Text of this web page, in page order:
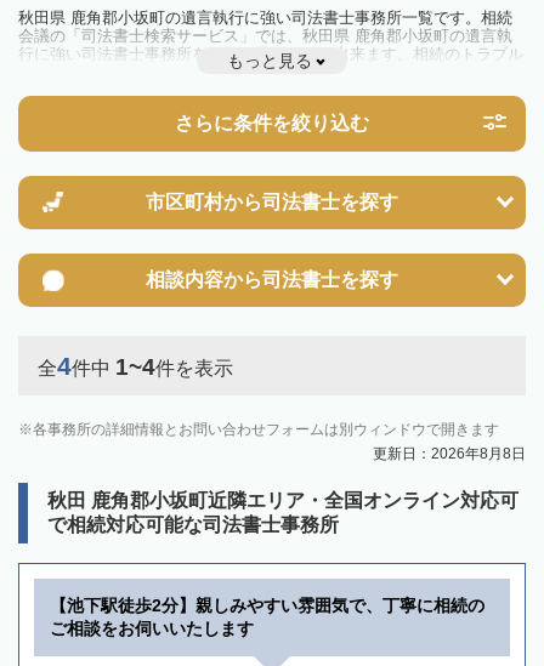
秋田県 鹿角郡小坂町の遺言執行に強い司法書士事務所一覧です。相続
会議の「司法書士検索サービス」では、秋田県 鹿角郡小坂町の遺言執
行に強い司法書士事務所を一覧で見ることが出来ます。相続のトラブル
やお悩みを抱えている方は一度近隣の司法書士に相談してみましょう。
もっと見る
さらに条件を絞り込む
市区町村から司法書士を探す
相談内容から司法書士を探す
全4件中 1~4件を表示
各事務所の詳細情報とお問い合わせフォームは別ウィンドウで開きます
更新日：2026年8月8日
秋田 鹿角郡小坂町近隣エリア・全国オンライン対応可
で相続対応可能な司法書士事務所
【池下駅徒歩2分】親しみやすい雰囲気で、丁寧に相続の
ご相談をお伺いいたします